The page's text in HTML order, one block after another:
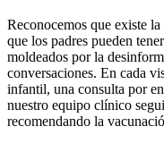
Reconocemos que existe
que los padres pueden
moldeados por la
conversaciones. En cada
infantil, una consulta por
nuestro equipo clínico
recomendando la